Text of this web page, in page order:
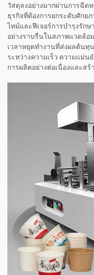
วัสดุลงอย่างมากผ่านการฉีด
ธุรกิจที่ต้องการยกระดับศักย
ไทม์และฟีเจอร์การบำรุงรัก
อย่างราบรื่นในสภาพแวดล้อ
เวลาหยุดทำงานที่ส่งผลต้น
ระหว่างความเร็ว ความแม่น
การผลิตอย่างต่อเนื่องและสร้